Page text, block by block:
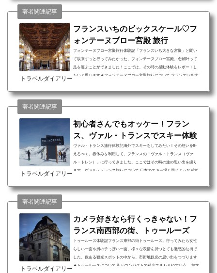
フランスいちのビックスケール♡フ
ォンテーヌブロー宮殿 旅行
フォンテーヌブロー宮殿旅行体験記「フランスいち大きな宮殿」と聞い
て以来ずっと行ってみたかった、フォンテーヌブロー宮殿。念願叶って
足を運ぶことができました！ここでは、その時の感動体験をレポートし
たいと思います★フォンテーヌブロー宮殿旅行について フランスいち大
～一日の日帰り観光が出来る点。「フォンテーヌブロー宮殿（仏：Châte
トラベルダイアリー
著者関連記事
初心者さんでもオッケー！フラン
ス、ヴァル・トランスでスキー体験
ヴァル・トランス旅行体験記海外でスキーをしてみたい！その想いを叶
えるべく、春休みを利用して、フランスの「ヴァル・トランス（ヴァ
ル・トレン）」に行ってきました。ここではその時の旅の思い出を綴り
ます。ヴァル・トランス旅行について 日本のスキー場と同じような感覚
「ヴァル・トランス（Val Thorens）」 はフランス南東部にあるスキー
トラベルダイアリー
著者関連記事
カメラ好きなら行くっきゃない！フ
ランス南西部の街、トゥールーズ
トゥールーズ体験記フランス東部の街トゥールーズ。行ってみたら女性
らしい一面や男の子っぽい一面。様々な表情を持つとても魅惑的な街で
した。数ある観光スポットの中から、市街地観光の思い出をつづります
★トゥールーズについて 街がコンパクトで徒歩でまわりやすい点。 留学
トラベルダイアリー
著者関連記事